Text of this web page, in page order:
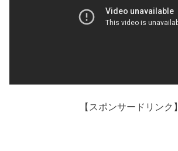
【スポンサードリンク】